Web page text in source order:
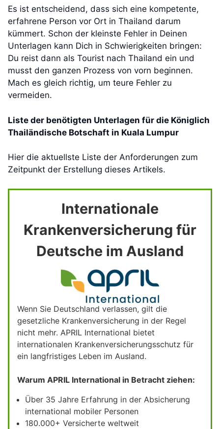
Es ist entscheidend, dass sich eine kompetente,
erfahrene Person vor Ort in Thailand darum
kümmert. Schon der kleinste Fehler in Deinen
Unterlagen kann Dich in Schwierigkeiten bringen:
Du reist dann als Tourist nach Thailand ein und
musst den ganzen Prozess von vorn beginnen.
Mach es gleich richtig, um teure Fehler zu
vermeiden.
Liste der benötigten Unterlagen für die Königlich
Thailändische Botschaft in Kuala Lumpur
Hier die aktuellste Liste der Anforderungen zum
Zeitpunkt der Erstellung dieses Artikels.
Internationale
Krankenversicherung für
Deutsche im Ausland
Wenn Sie Deutschland verlassen, gilt die
gesetzliche Krankenversicherung in der Regel
nicht mehr. APRIL International bietet
internationalen Krankenversicherungsschutz für
ein langfristiges Leben im Ausland.
Warum APRIL International in Betracht ziehen:
Über 35 Jahre Erfahrung in der Absicherung
international mobiler Personen
180.000+ Versicherte weltweit